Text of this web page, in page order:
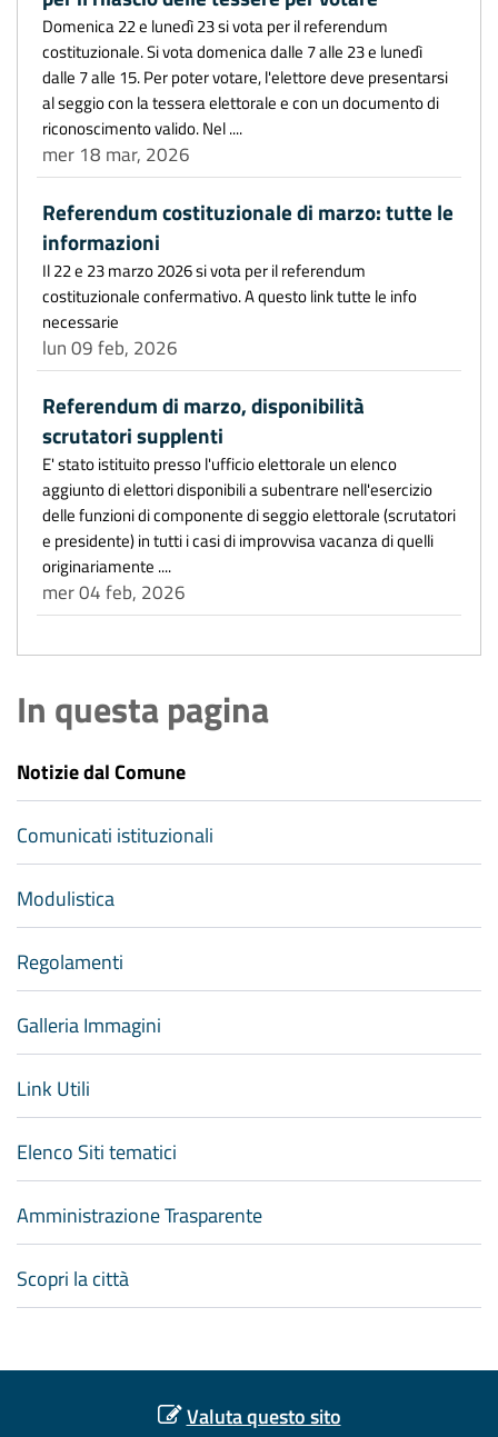
Domenica 22 e lunedì 23 si vota per il referendum
costituzionale. Si vota domenica dalle 7 alle 23 e lunedì
dalle 7 alle 15. Per poter votare, l'elettore deve presentarsi
al seggio con la tessera elettorale e con un documento di
riconoscimento valido. Nel ....
mer 18 mar, 2026
Referendum costituzionale di marzo: tutte le
informazioni
Il 22 e 23 marzo 2026 si vota per il referendum
costituzionale confermativo. A questo link tutte le info
necessarie
lun 09 feb, 2026
Referendum di marzo, disponibilità
scrutatori supplenti
E' stato istituito presso l'ufficio elettorale un elenco
aggiunto di elettori disponibili a subentrare nell'esercizio
delle funzioni di componente di seggio elettorale (scrutatori
e presidente) in tutti i casi di improvvisa vacanza di quelli
originariamente ....
mer 04 feb, 2026
In questa pagina
Notizie dal Comune
Comunicati istituzionali
Modulistica
Regolamenti
Galleria Immagini
Link Utili
Elenco Siti tematici
Amministrazione Trasparente
Scopri la città
Valuta questo sito